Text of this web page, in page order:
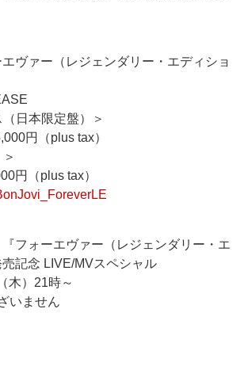
ヴァー（レジェンダリー・エディショ
日本限定盤）＞
円（plus tax）
円（plus tax）
フォーエヴァー（レジェンダリー・エ
記念 LIVE/MVスペシャル
木）21時～
いません